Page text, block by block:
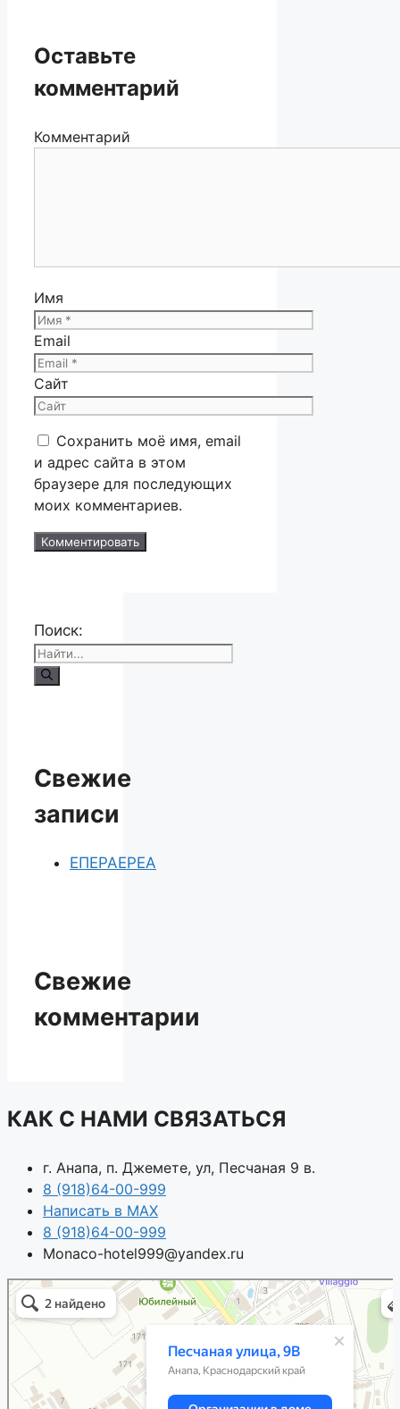
Оставьте
комментарий
Комментарий
Имя
Email
Сайт
Сохранить моё имя, email
и адрес сайта в этом
браузере для последующих
моих комментариев.
Поиск:
Свежие
записи
ЕПЕРАЕРЕА
Свежие
комментарии
КАК С НАМИ СВЯЗАТЬСЯ
г. Анапа, п. Джемете, ул, Песчаная 9 в.
8 (918)64-00-999
Написать в MAX
8 (918)64-00-999
Monaco-hotel999@yandex.ru
Анапа
Песчаная улица, 9В — Яндекс.Карты